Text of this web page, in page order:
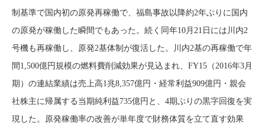
制基準で国内初の原発再稼働で、福島事故以降約2年ぶりに国内
の原発が稼働した瞬間でもあった。続く同年10月21日には川内2
号機も再稼働し、原発2基体制が復活した。川内2基の再稼働で年
間1,500億円規模の燃料費削減効果が見込まれ、FY15（2016年3月
期）の連結業績は売上高1兆8,357億円・経常利益909億円・親会
社株主に帰属する当期純利益735億円と、4期ぶりの黒字回復を実
現した。原発稼働率の改善が単年度で財務体質を立て直す効果